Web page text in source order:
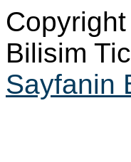
Bilisim
Sayfanin